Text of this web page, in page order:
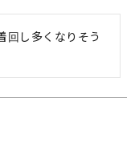
回し多くなりそう